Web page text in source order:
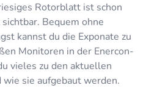
Rotorblatt ist schon
Bequem ohne
kannst du die Exponate zu
Monitoren in der Enercon-
vieles zu den aktuellen
sie aufgebaut werden.